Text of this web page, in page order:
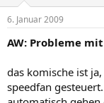
6. Januar 2009
AW: Probleme
das komische ist
speedfan